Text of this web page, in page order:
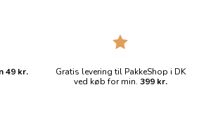
49 kr.
Gratis levering til PakkeShop i DK
ved køb for min. 399 kr.